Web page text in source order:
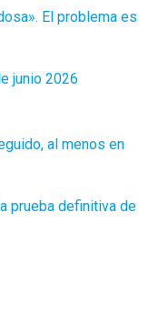
El problema es
junio 2026
al menos en
prueba definitiva de